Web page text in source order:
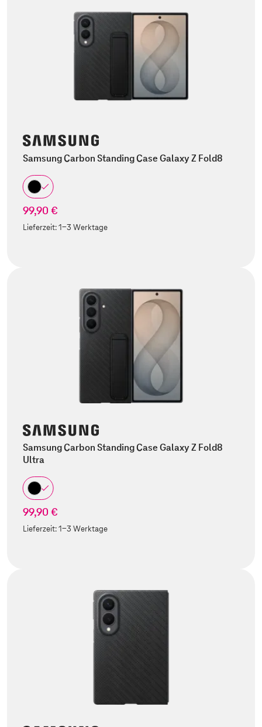
Samsung Carbon Standing Case Galaxy Z Fold8
99,90 €
Lieferzeit:1-3 Werktage
Samsung Carbon Standing Case Galaxy Z Fold8
Ultra
99,90 €
Lieferzeit:1-3 Werktage